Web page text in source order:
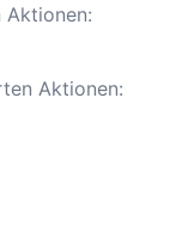
Aktionen:
Aktionen: